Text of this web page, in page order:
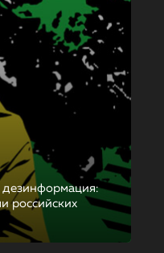
российских